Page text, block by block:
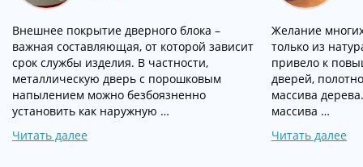
Внешнее покрытие дверного блока –
важная составляющая, от которой зависит
срок службы изделия. В частности,
металлическую дверь с порошковым
напылением можно безбоязненно
установить как наружную …
Читать далее
Желание
только из
привело к
дверей,
массива
массива …
Читать далее